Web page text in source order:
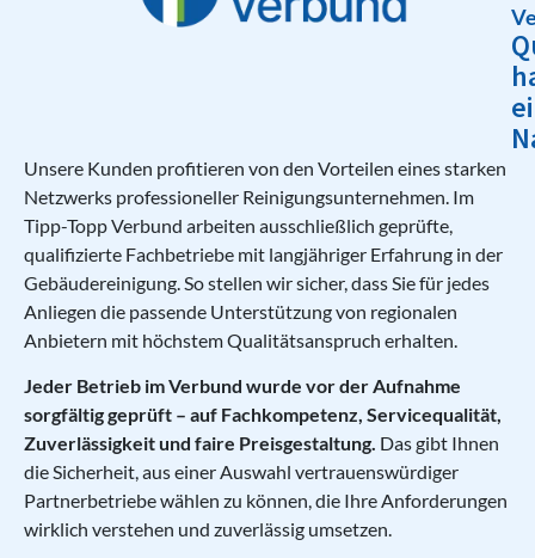
Unsere Kunden profitieren von den Vorteilen eines starken
Netzwerks professioneller Reinigungsunternehmen. Im
Tipp-Topp Verbund arbeiten ausschließlich geprüfte,
qualifizierte Fachbetriebe mit langjähriger Erfahrung in der
Gebäudereinigung. So stellen wir sicher, dass Sie für jedes
Anliegen die passende Unterstützung von regionalen
Anbietern mit höchstem Qualitätsanspruch erhalten.
Jeder Betrieb im Verbund wurde vor der Aufnahme
sorgfältig geprüft – auf Fachkompetenz, Servicequalität,
Zuverlässigkeit und faire Preisgestaltung. Das gibt Ihnen
die Sicherheit, aus einer Auswahl vertrauenswürdiger
Partnerbetriebe wählen zu können, die Ihre Anforderungen
wirklich verstehen und zuverlässig umsetzen.